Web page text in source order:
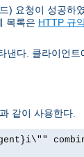
요청이 성공
목록은 HTTP 규
낸다. 클라이언
같이 사용한다.